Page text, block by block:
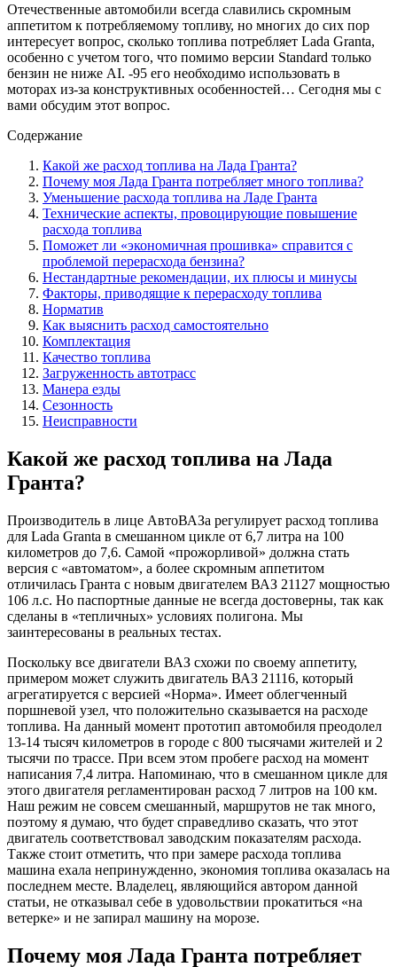
Отечественные автомобили всегда славились скромным
аппетитом к потребляемому топливу, но многих до сих пор
интересует вопрос, сколько топлива потребляет Lada Granta,
особенно с учетом того, что помимо версии Standard только
бензин не ниже AI. -95 его необходимо использовать в
моторах из-за конструктивных особенностей… Сегодня мы с
вами обсудим этот вопрос.
Содержание
Какой же расход топлива на Лада Гранта?
Почему моя Лада Гранта потребляет много топлива?
Уменьшение расхода топлива на Ладе Гранта
Технические аспекты, провоцирующие повышение
расхода топлива
Поможет ли «экономичная прошивка» справится с
проблемой перерасхода бензина?
Нестандартные рекомендации, их плюсы и минусы
Факторы, приводящие к перерасходу топлива
Норматив
Как выяснить расход самостоятельно
Комплектация
Качество топлива
Загруженность автотрасс
Манера езды
Сезонность
Неисправности
Какой же расход топлива на Лада
Гранта?
Производитель в лице АвтоВАЗа регулирует расход топлива
для Lada Granta в смешанном цикле от 6,7 литра на 100
километров до 7,6. Самой «прожорливой» должна стать
версия с «автоматом», а более скромным аппетитом
отличилась Гранта с новым двигателем ВАЗ 21127 мощностью
106 л.с. Но паспортные данные не всегда достоверны, так как
сделаны в «тепличных» условиях полигона. Мы
заинтересованы в реальных тестах.
Поскольку все двигатели ВАЗ схожи по своему аппетиту,
примером может служить двигатель ВАЗ 21116, который
агрегатируется с версией «Норма». Имеет облегченный
поршневой узел, что положительно сказывается на расходе
топлива. На данный момент прототип автомобиля преодолел
13-14 тысяч километров в городе с 800 тысячами жителей и 2
тысячи по трассе. При всем этом пробеге расход на момент
написания 7,4 литра. Напоминаю, что в смешанном цикле для
этого двигателя регламентирован расход 7 литров на 100 км.
Наш режим не совсем смешанный, маршрутов не так много,
поэтому я думаю, что будет справедливо сказать, что этот
двигатель соответствовал заводским показателям расхода.
Также стоит отметить, что при замере расхода топлива
машина ехала непринужденно, экономия топлива оказалась на
последнем месте. Владелец, являющийся автором данной
статьи, не отказывал себе в удовольствии прокатиться «на
ветерке» и не запирал машину на морозе.
Почему моя Лада Гранта потребляет